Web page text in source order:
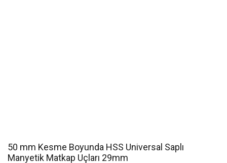
50 mm Kesme Boyunda HSS Universal Saplı
Manyetik Matkap Uçları 29mm